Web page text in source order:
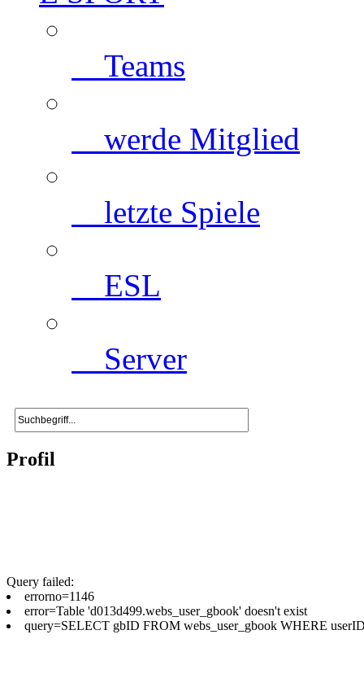
Teams
werde Mitglied
letzte Spiele
ESL
Server
Profil
Query failed:
errorno=1146
error=Table 'd013d499.webs_user_gbook' doesn't exist
query=SELECT gbID FROM webs_user_gbook WHERE